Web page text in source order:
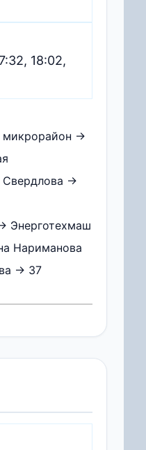
18:02,
микрорайон →
→
Энерготехмаш
Нариманова
→ 37